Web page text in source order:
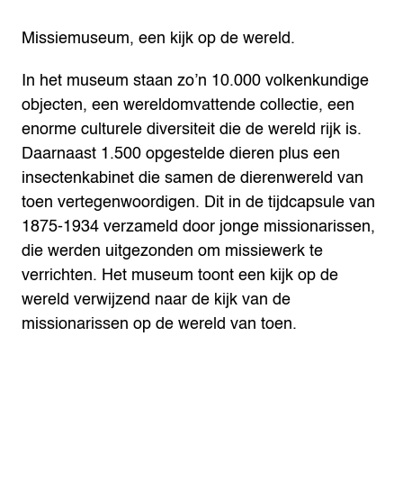
Missiemuseum, een kijk op de wereld.
In het museum staan zo’n 10.000 volkenkundige
objecten, een wereldomvattende collectie, een
enorme culturele diversiteit die de wereld rijk is.
Daarnaast 1.500 opgestelde dieren plus een
insectenkabinet die samen de dierenwereld van
toen vertegenwoordigen. Dit in de tijdcapsule van
1875-1934 verzameld door jonge missionarissen,
die werden uitgezonden om missiewerk te
verrichten. Het museum toont een kijk op de
wereld verwijzend naar de kijk van de
missionarissen op de wereld van toen.